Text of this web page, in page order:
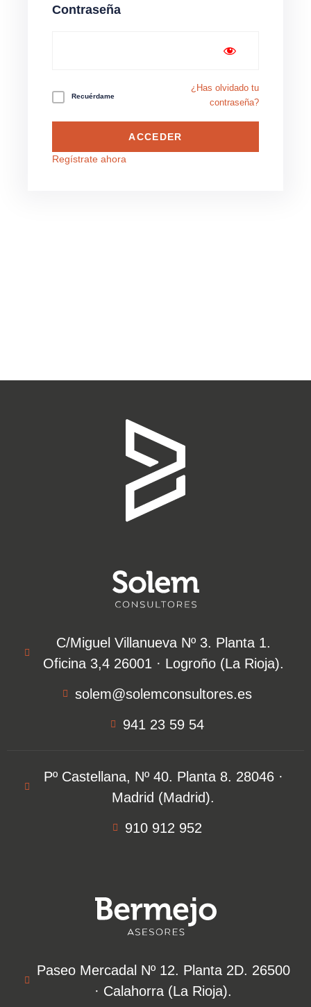
Contraseña
Recuérdame
¿Has olvidado tu
contraseña?
ACCEDER
Regístrate ahora
C/Miguel Villanueva Nº 3. Planta 1.
Oficina 3,4 26001 · Logroño (La Rioja).​
solem@solemconsultores.es
941 23 59 54
Pº Castellana, Nº 40. Planta 8. 28046 ·
Madrid (Madrid).
910 912 952
Paseo Mercadal Nº 12. Planta 2D. 26500
· Calahorra (La Rioja).